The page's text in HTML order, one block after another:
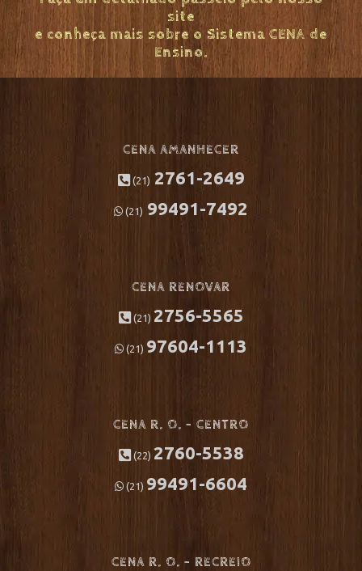
site
e conheça mais sobre o Sistema CENA de
Ensino.
CENA AMANHECER
(21) 2761-2649
(21) 99491-7492
CENA RENOVAR
(21) 2756-5565
(21) 97604-1113
CENA R. O. – CENTRO
(22) 2760-5538
(21) 99491-6604
CENA R. O. – RECREIO